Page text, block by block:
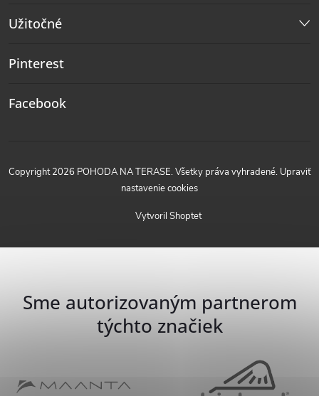
Užitočné
Pinterest
Facebook
Vytvoril Shoptet
Copyright 2026 POHODA NA TERASE. Všetky práva vyhradené. Upraviť
nastavenie cookies
Sme autorizovaným partnerom
týchto značiek